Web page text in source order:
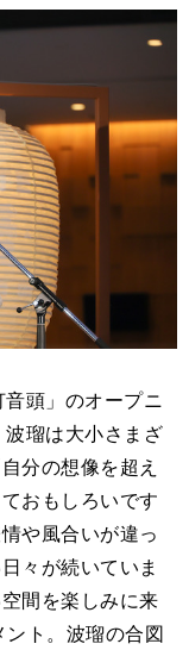
頭」のオープニ
瑠は大小さまざ
分の想像を超え
おもしろいです
や風合いが違っ
々が続いていま
間を楽しみに来
ト。波瑠の合図